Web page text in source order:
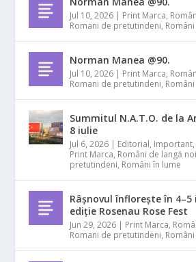
Jul 10, 2026 | Print Marca,
Romani de pretutindeni,
Norman Manea @90.
Jul 10, 2026 | Print Marca,
Romani de pretutindeni,
Summitul N.A.T.O. de la
8 iulie
Jul 6, 2026 | Editorial, Important,
Print Marca, Români de langă noi
pretutindeni, Români în lume
Râșnovul înflorește în
ediție Rosenau Rose Fest
Jun 29, 2026 | Print Marca,
Romani de pretutindeni,